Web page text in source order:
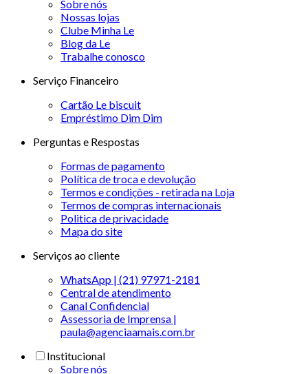
Sobre nós
Nossas lojas
Clube Minha Le
Blog da Le
Trabalhe conosco
Serviço Financeiro
Cartão Le biscuit
Empréstimo Dim Dim
Perguntas e Respostas
Formas de pagamento
Política de troca e devolução
Termos e condições - retirada na Loja
Termos de compras internacionais
Politica de privacidade
Mapa do site
Serviços ao cliente
WhatsApp | (21) 97971-2181
Central de atendimento
Canal Confidencial
Assessoria de Imprensa |
paula@agenciaamais.com.br
Institucional
Sobre nós